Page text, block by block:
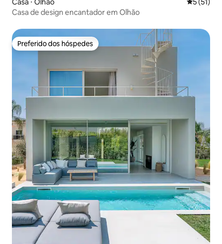
Casa de design encantador em Olhão
Preferido dos hóspedes
Preferido dos hóspedes